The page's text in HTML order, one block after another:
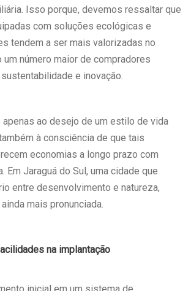
Isso porque, devemos ressaltar que
com soluções ecológicas e
tendem a ser mais valorizadas no
um número maior de compradores
e inovação.
apenas ao desejo de um estilo de vida
à consciência de que tais
economias a longo prazo com
Em Jaraguá do Sul, uma cidade que
entre desenvolvimento e natureza,
mais pronunciada.
na implantação